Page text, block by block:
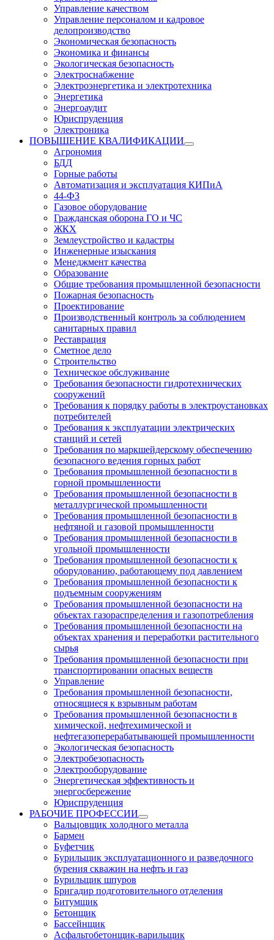
Управление качеством
Управление персоналом и кадровое
делопроизводство
Экономическая безопасность
Экономика и финансы
Экологическая безопасность
Электроснабжение
Электроэнергетика и электротехника
Энергетика
Энергоаудит
Юриспруденция
Электроника
ПОВЫШЕНИЕ КВАЛИФИКАЦИИ
Агрономия
БДД
Горные работы
Автоматизация и эксплуатация КИПиА
44-ФЗ
Газовое оборудование
Гражданская оборона ГО и ЧС
ЖКХ
Землеустройство и кадастры
Инженерные изыскания
Менеджмент качества
Образование
Общие требования промышленной безопасности
Пожарная безопасность
Проектирование
Производственный контроль за соблюдением
санитарных правил
Реставрация
Сметное дело
Строительство
Техническое обслуживание
Требования безопасности гидротехнических
сооружений
Требования к порядку работы в электроустановках
потребителей
Требования к эксплуатации электрических
станций и сетей
Требования по маркшейдерскому обеспечению
безопасного ведения горных работ
Требования промышленной безопасности в
горной промышленности
Требования промышленной безопасности в
металлургической промышленности
Требования промышленной безопасности в
нефтяной и газовой промышленности
Требования промышленной безопасности в
угольной промышленности
Требования промышленной безопасности к
оборудованию, работающему под давлением
Требования промышленной безопасности к
подъемным сооружениям
Требования промышленной безопасности на
объектах газораспределения и газопотребления
Требования промышленной безопасности на
объектах хранения и переработки растительного
сырья
Требования промышленной безопасности при
транспортировании опасных веществ
Управление
Требования промышленной безопасности,
относящиеся к взрывным работам
Требования промышленной безопасности в
химической, нефтехимической и
нефтегазоперерабатывающей промышленности
Экологическая безопасность
Электробезопасность
Электрооборудование
Энергетическая эффективность и
энергосбережение
Юриспруденция
РАБОЧИЕ ПРОФЕССИИ
Вальцовщик холодного металла
Бармен
Буфетчик
Бурильщик эксплуатационного и разведочного
бурения скважин на нефть и газ
Бурильщик шпуров
Бригадир подготовительного отделения
Битумщик
Бетонщик
Бассейнщик
Асфальтобетонщик-варильщик